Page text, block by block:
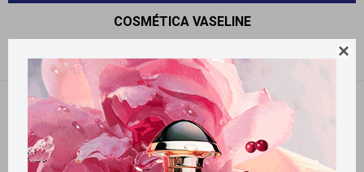

COSMÉTICA VASELINE
Recomendados
Filtrando por: Cosmética Vaseline Quitar filtros